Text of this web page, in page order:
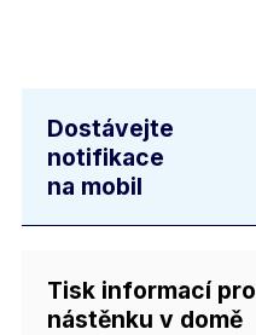
Dostávejte
notifikace
na mobil
Tisk informací pro
nástěnku v domě